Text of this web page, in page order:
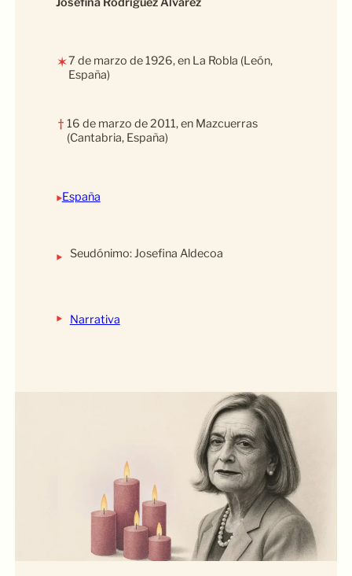
✶7 de marzo de 1926, en La Robla (León,
España)
† 16 de marzo de 2011, en Mazcuerras
(Cantabria, España)
‣España
‣ Seudónimo: Josefina Aldecoa
‣ Narrativa